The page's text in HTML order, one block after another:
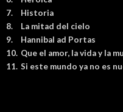
7.
Historia
8.
La mitad del cielo
9.
Hannibal ad Portas
10. Que el amor, la vida y la
11. Si este mundo ya no es